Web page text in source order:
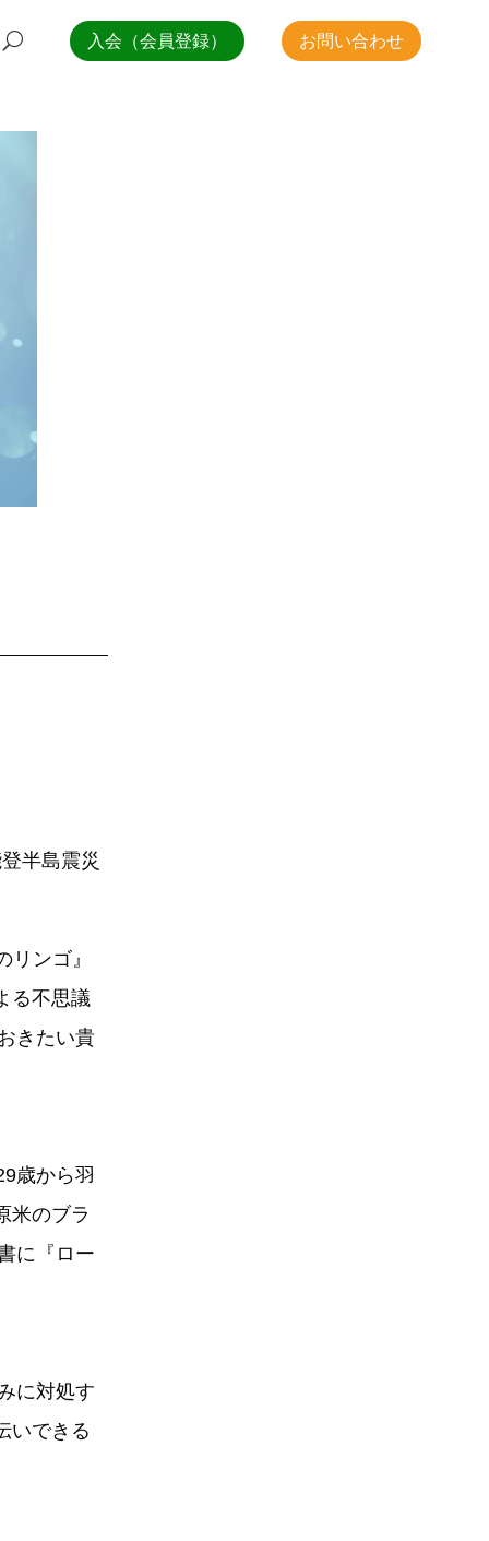
入会（会員登録） お問い合わせ
半島震災
ンゴ』
る不思議
きたい貴
歳から羽
米のブラ
に『ロー
に対処す
いできる